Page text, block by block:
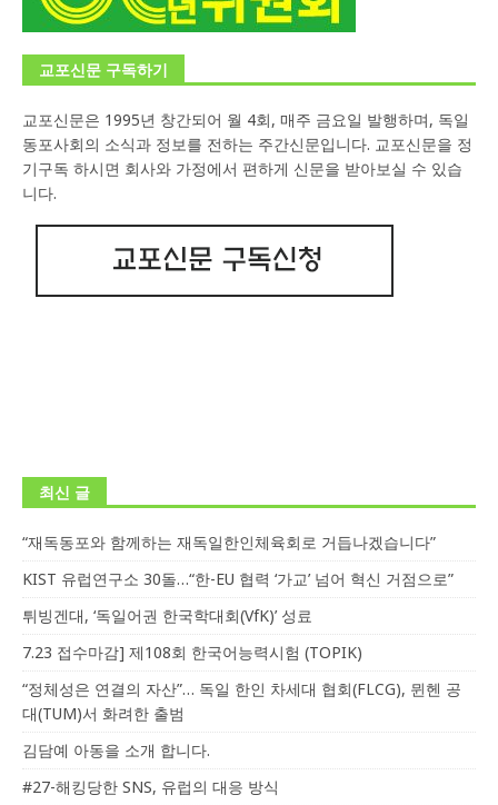
교포신문 구독하기
교포신문은 1995년 창간되어 월 4회, 매주 금요일 발행하며, 독일
동포사회의 소식과 정보를 전하는 주간신문입니다. 교포신문을 정
기구독 하시면 회사와 가정에서 편하게 신문을 받아보실 수 있습
니다.
최신 글
“재독동포와 함께하는 재독일한인체육회로 거듭나겠습니다”
KIST 유럽연구소 30돌…“한-EU 협력 ‘가교’ 넘어 혁신 거점으로”
튀빙겐대, ‘독일어권 한국학대회(VfK)’ 성료
7.23 접수마감] 제108회 한국어능력시험 (TOPIK)
“정체성은 연결의 자산”… 독일 한인 차세대 협회(FLCG), 뮌헨 공
대(TUM)서 화려한 출범
김담예 아동을 소개 합니다.
#27-해킹당한 SNS, 유럽의 대응 방식